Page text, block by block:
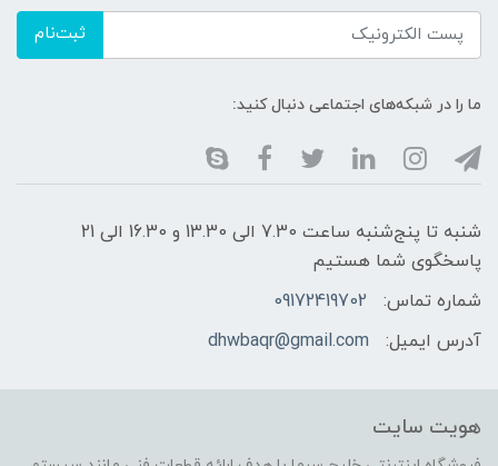
ثبت‌نام
ما را در شبکه‌های اجتماعی دنبال کنید:
شنبه تا پنج‌شنبه ساعت 7.30 الی 13.30 و 16.30 الی 21
پاسخگوی شما هستیم
شماره تماس:
09172419702
آدرس ایمیل:
dhwbaqr@gmail.com
هویت سایت